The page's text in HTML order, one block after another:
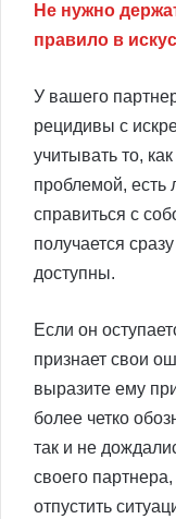
Не нужно
правило в
У вашего
рецидивы с
учитывать то,
проблемой, есть
справиться с
получается
доступны.
Если он
признает свои
выразите ему
более четко
так и не
своего
отпустить